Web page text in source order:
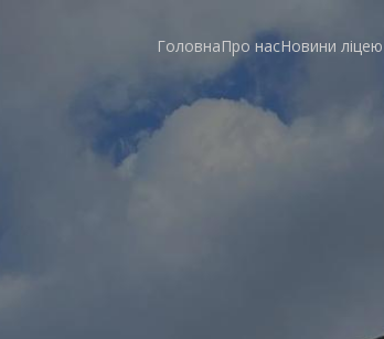
ГоловнаПро насНовини ліцею